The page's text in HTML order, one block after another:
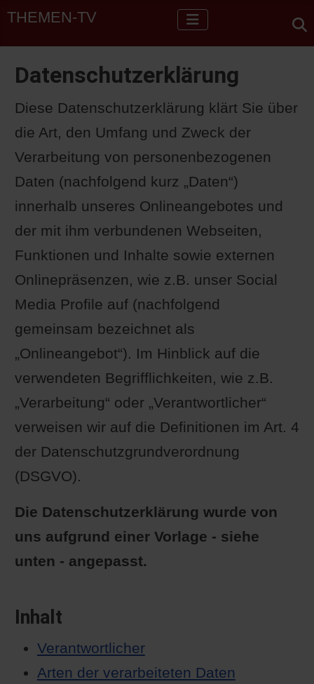
THEMEN-TV
Datenschutzerklärung
Diese Datenschutzerklärung klärt Sie über
die Art, den Umfang und Zweck der
Verarbeitung von personenbezogenen
Daten (nachfolgend kurz „Daten“)
innerhalb unseres Onlineangebotes und
der mit ihm verbundenen Webseiten,
Funktionen und Inhalte sowie externen
Onlinepräsenzen, wie z.B. unser Social
Media Profile auf (nachfolgend
gemeinsam bezeichnet als
„Onlineangebot“). Im Hinblick auf die
verwendeten Begrifflichkeiten, wie z.B.
„Verarbeitung“ oder „Verantwortlicher“
verweisen wir auf die Definitionen im Art. 4
der Datenschutzgrundverordnung
(DSGVO).
Die Datenschutzerklärung wurde von
uns aufgrund einer Vorlage - siehe
unten - angepasst.
Inhalt
Verantwortlicher
Arten der verarbeiteten Daten